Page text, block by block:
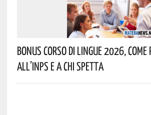
Bonus Corso Di Lingue 2026,
All’INPS E A Chi Spetta